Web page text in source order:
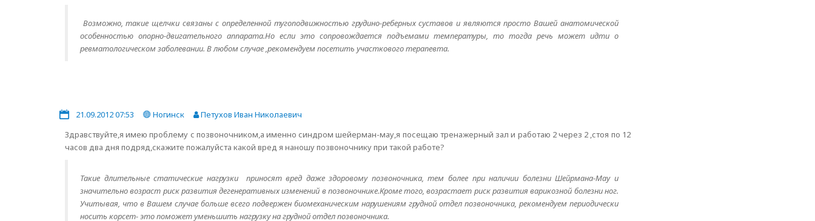
Возможно, такие щелчки связаны с определенной тугоподвижностью грудино-реберных суставов и являются просто Вашей анатомической
особенностью опорно-двигательного аппарата.Но если это сопровождается подъемами температуры, то тогда речь может идти о
ревматологическом заболевании. В любом случае ,рекомендуем посетить участкового терапевта.
21.09.2012 07:53 Ногинск
Петухов Иван Николаевич
Здравствуйте,я имею проблему с позвоночником,а именно синдром шейерман-мау,я посещаю тренажерный зал и работаю 2 через 2 ,стоя по 12
часов два дня подряд,скажите пожалуйста какой вред я наношу позвоночнику при такой работе?
Такие длительные статические нагрузки приносят вред даже здоровому позвоночника, тем более при наличии болезни Шейрмана-Мау и
значительно возраст риск развития дегенеративных изменений в позвоночнике.Кроме того, возрастает риск развития варикозной болезни ног.
Учитывая, что в Вашем случае больше всего подвержен биомеханическим нарушениям грудной отдел позвоночника, рекомендуем периодически
носить корсет- это поможет уменьшить нагрузку на грудной отдел позвоночника.